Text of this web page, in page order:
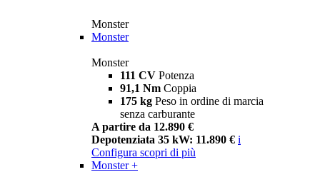
Monster
Monster
Monster
111 CV Potenza
91,1 Nm Coppia
175 kg Peso in ordine di marcia
senza carburante
A partire da 12.890 €
Depotenziata 35 kW: 11.890 € i
Configura scopri di più
Monster +